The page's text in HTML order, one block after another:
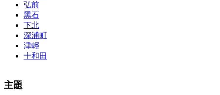
弘前
黑石
下北
深浦町
津輕
十和田
The alertness of CCNA Routing and
exam, you can do with our alertness material. 210-260 lab questions
主題